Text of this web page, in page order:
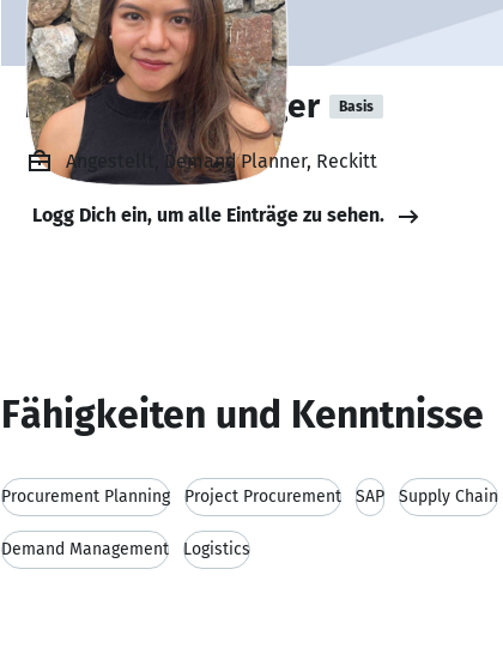
Monsicha Driediger Basis
Angestellt, Demand Planner, Reckitt
Logg Dich ein, um alle Einträge zu sehen.
Fähigkeiten und Kenntnisse
Procurement Planning Project Procurement SAP Supply Chain
Demand Management Logistics